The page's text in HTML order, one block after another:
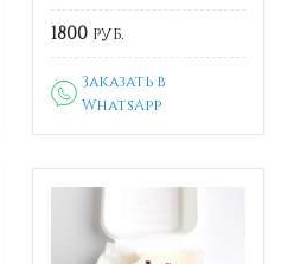
1800 руб.
Заказать в
WhatsApp